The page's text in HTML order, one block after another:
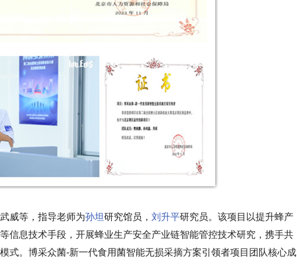
威等，指导老师为孙坦研究馆员， 刘升平研究员。该项目以提升蜂产
信息技术手段，开展蜂业生产安全产业链智能管控技术研究，携手共
式。博采众菌-新一代食用菌智能无损采摘方案引领者项目团队核心成